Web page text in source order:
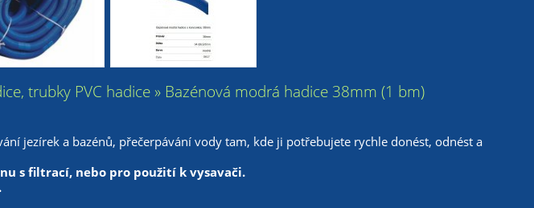
trubky PVC hadice » Bazénová modrá hadice 38mm (1 bm)
jezírek a bazénů, přečerpávání vody tam, kde ji potřebujete rychle donést, odnést a
s filtrací, nebo pro použití k vysavači.